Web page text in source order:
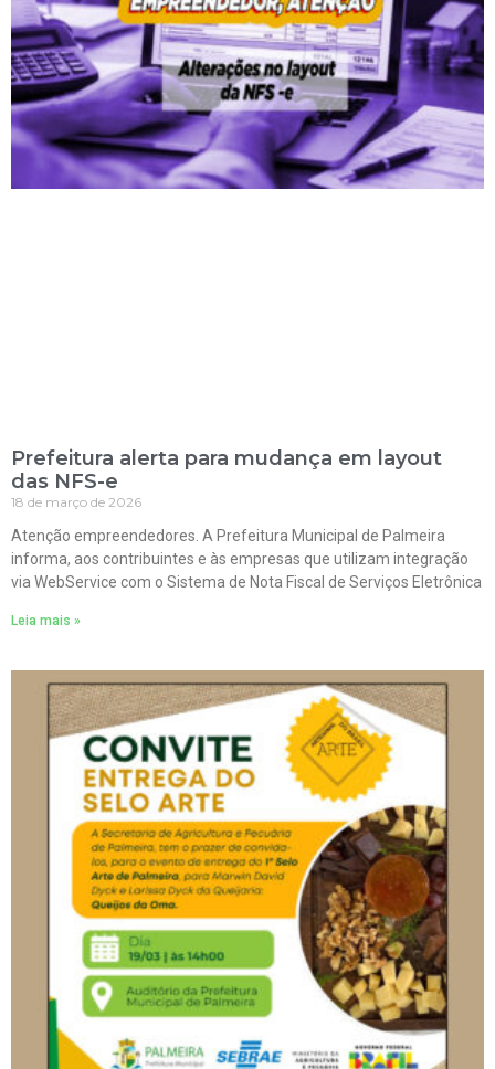
Prefeitura alerta para mudança em layout
das NFS-e
18 de março de 2026
Atenção empreendedores. A Prefeitura Municipal de Palmeira
informa, aos contribuintes e às empresas que utilizam integração
via WebService com o Sistema de Nota Fiscal de Serviços Eletrônica
Leia mais »